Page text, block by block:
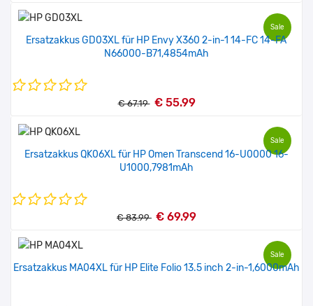
Sale
Ersatzakkus GD03XL für HP Envy X360 2-in-1 14-FC 14-FA
N66000-B71,4854mAh
€ 67.19 € 55.99
Sale
Ersatzakkus QK06XL für HP Omen Transcend 16-U0000 16-
U1000,7981mAh
€ 83.99 € 69.99
Sale
Ersatzakkus MA04XL für HP Elite Folio 13.5 inch 2-in-1,6000mAh